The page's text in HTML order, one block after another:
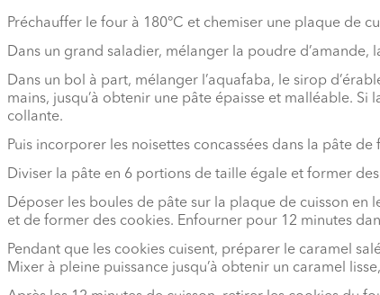
Préchauffer le four à 180°C et chemiser une plaque de
Dans un grand saladier, mélanger la poudre
Dans un bol à part, mélanger l’aquafaba, le sirop
mains, jusqu’à obtenir une pâte épaisse et malléable.
collante.
Puis incorporer les noisettes concassées dans la pâte
Diviser la pâte en 6 portions de taille égale et former
Déposer les boules de pâte sur la plaque de cuisson
et de former des cookies. Enfourner pour 12 minutes
Pendant que les cookies cuisent, préparer le caramel
Mixer à pleine puissance jusqu’à obtenir un caramel